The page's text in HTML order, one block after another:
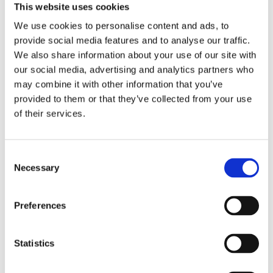
This website uses cookies
We use cookies to personalise content and ads, to
provide social media features and to analyse our traffic.
We also share information about your use of our site with
our social media, advertising and analytics partners who
may combine it with other information that you’ve
provided to them or that they’ve collected from your use
of their services.
Selection
Necessary
Preferences
Statistics
Das Lenksystem (66)
DAS LENKSYSTEM FÜRMITSUBISHI
L200